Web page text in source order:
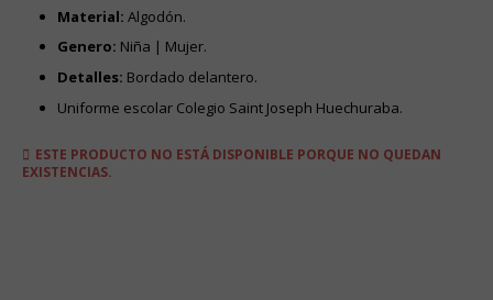
Material: Algodón.
Genero: Niña | Mujer.
Detalles: Bordado delantero.
Uniforme escolar Colegio Saint Joseph Huechuraba.
ESTE PRODUCTO NO ESTÁ DISPONIBLE PORQUE NO QUEDAN
EXISTENCIAS.